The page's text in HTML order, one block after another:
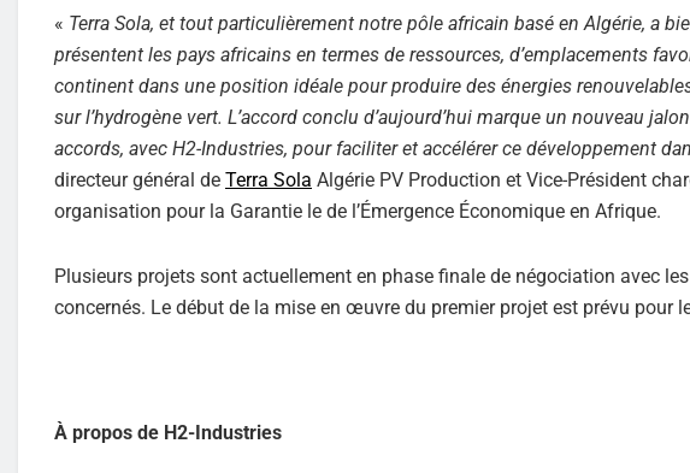
« Terra Sola, et tout particulièrement notre pôle africain basé en Algérie, a
présentent les pays africains en termes de ressources, d’emplacements
continent dans une position idéale pour produire des énergies
sur l’hydrogène vert. L’accord conclu d’aujourd’hui marque un nouveau
accords, avec H2-Industries, pour faciliter et accélérer ce développement
directeur général de Terra Sola Algérie PV Production et Vice-Président
organisation pour la Garantie le de l’Émergence Économique en Afrique.
Plusieurs projets sont actuellement en phase finale de négociation avec
concernés. Le début de la mise en œuvre du premier projet est prévu pour
À propos de H2-Industries